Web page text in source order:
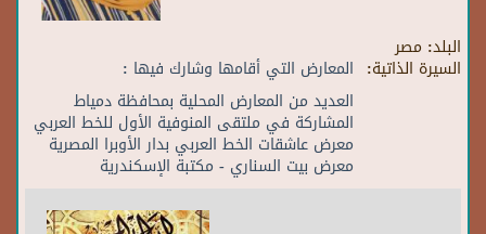
البلد: مصر
السيرة الذاتية: المعارض التي أقامها وشارك فيها :
العديد من المعارض المحلية بمحافظة دمياط
المشاركة في ملتقى المنوفية الأول للخط العربي
معرض عاشقات الخط العربي بدار الأوبرا المصرية
معرض بيت السناري - مكتبة الإسكندرية